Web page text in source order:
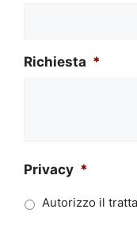
Richiesta *
Privacy *
Autorizzo il